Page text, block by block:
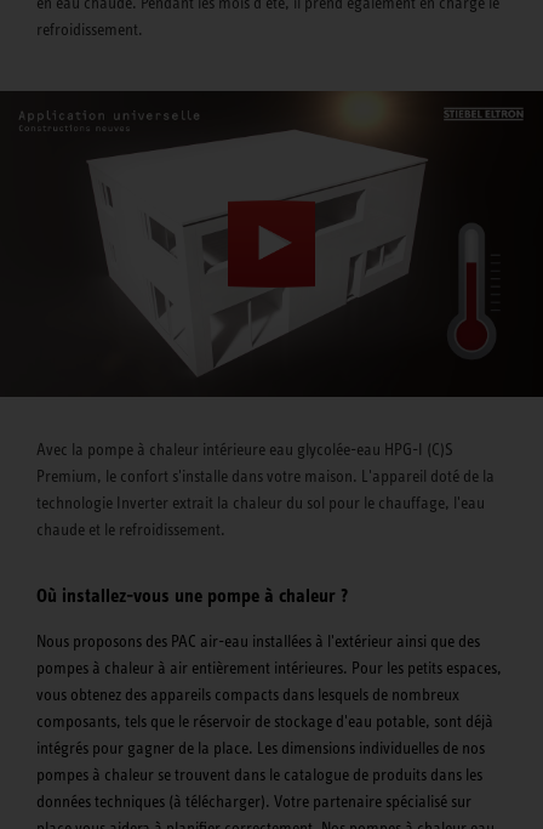
refroidissement.
Avec la pompe à chaleur intérieure eau glycolée-eau HPG-I (C)S
Premium, le confort s'installe dans votre maison. L'appareil doté de la
technologie Inverter extrait la chaleur du sol pour le chauffage, l'eau
chaude et le refroidissement.
Où installez-vous une pompe à chaleur ?
Nous proposons des PAC air-eau installées à l'extérieur ainsi que des
pompes à chaleur à air entièrement intérieures. Pour les petits espaces,
vous obtenez des appareils compacts dans lesquels de nombreux
composants, tels que le réservoir de stockage d'eau potable, sont déjà
intégrés pour gagner de la place. Les dimensions individuelles de nos
pompes à chaleur se trouvent dans le catalogue de produits dans les
données techniques (à télécharger). Votre partenaire spécialisé sur